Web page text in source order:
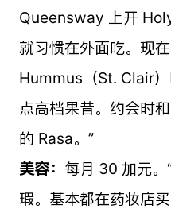
Queensway 上开
就习惯在外面吃。现
Hummus（St. Clair
点高档果昔。约会时
的 Rasa。”
美容： 每月 30 加元。
瑕。基本都在药妆店